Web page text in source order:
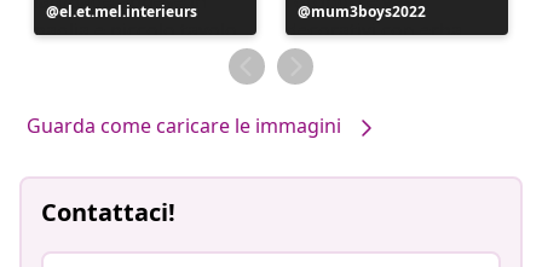
Post
pubblicato
el.et.mel.interieurs
Post
pubblicato
da
mum3boys2022
Guarda come caricare le immagini
Contattaci!